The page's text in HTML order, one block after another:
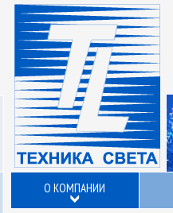
О КОМПАНИИ